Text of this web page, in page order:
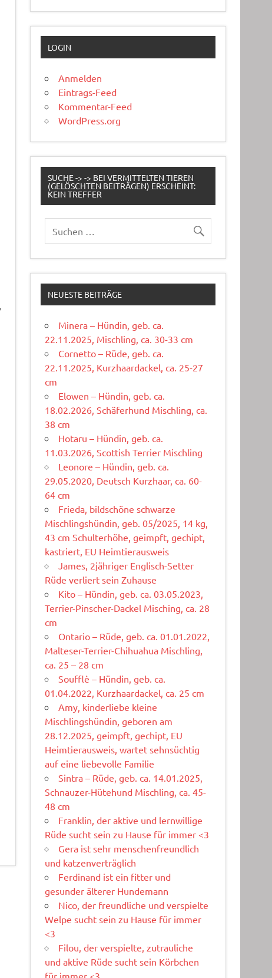
LOGIN
Anmelden
Eintrags-Feed
Kommentar-Feed
WordPress.org
SUCHE -> -> BEI VERMITTELTEN TIEREN
(GELÖSCHTEN BEITRÄGEN) ERSCHEINT:
KEIN TREFFER
NEUESTE BEITRÄGE
Minera – Hündin, geb. ca.
22.11.2025, Mischling, ca. 30-33 cm
Cornetto – Rüde, geb. ca.
22.11.2025, Kurzhaardackel, ca. 25-27
cm
Elowen – Hündin, geb. ca.
18.02.2026, Schäferhund Mischling, ca.
38 cm
Hotaru – Hündin, geb. ca.
11.03.2026, Scottish Terrier Mischling
Leonore – Hündin, geb. ca.
29.05.2020, Deutsch Kurzhaar, ca. 60-
64 cm
Frieda, bildschöne schwarze
Mischlingshündin, geb. 05/2025, 14 kg,
43 cm Schulterhöhe, geimpft, gechipt,
kastriert, EU Heimtierausweis
James, 2jähriger Englisch-Setter
Rüde verliert sein Zuhause
Kito – Hündin, geb. ca. 03.05.2023,
Terrier-Pinscher-Dackel Misching, ca. 28
cm
Ontario – Rüde, geb. ca. 01.01.2022,
Malteser-Terrier-Chihuahua Mischling,
ca. 25 – 28 cm
Soufflè – Hündin, geb. ca.
01.04.2022, Kurzhaardackel, ca. 25 cm
Amy, kinderliebe kleine
Mischlingshündin, geboren am
28.12.2025, geimpft, gechipt, EU
Heimtierausweis, wartet sehnsüchtig
auf eine liebevolle Familie
Sintra – Rüde, geb. ca. 14.01.2025,
Schnauzer-Hütehund Mischling, ca. 45-
48 cm
Franklin, der aktive und lernwillige
Rüde sucht sein zu Hause für immer <3
Gera ist sehr menschenfreundlich
und katzenverträglich
Ferdinand ist ein fitter und
gesunder älterer Hundemann
Nico, der freundliche und verspielte
Welpe sucht sein zu Hause für immer
<3
Filou, der verspielte, zutrauliche
und aktive Rüde sucht sein Körbchen